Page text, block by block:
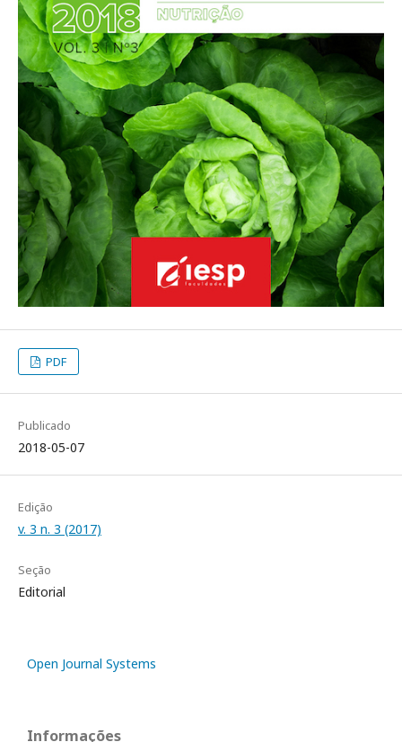
PDF
Publicado
2018-05-07
Edição
v. 3 n. 3 (2017)
Seção
Editorial
Open Journal Systems
Informações